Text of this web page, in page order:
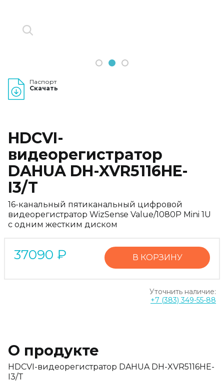
1 2 3
Паспорт
Скачать
HDCVI-
видеорегистратор
DAHUA DH-XVR5116HE-
I3/T
16-канальный пятиканальный цифровой
видеорегистратор WizSense Value/1080P Mini 1U
с одним жестким диском
37090 ₽ В КОРЗИНУ
Уточнить наличие:
+7 (383) 349-55-88
О продукте
HDCVI-видеорегистратор DAHUA DH-XVR5116HE-
I3/T